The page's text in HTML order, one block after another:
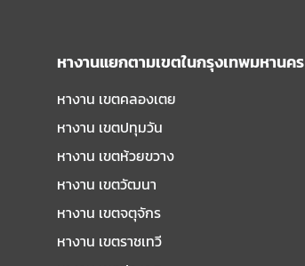
หางานแยกตามเขตในกรุงเทพมหานคร
หางาน เขตคลองเตย
หางาน เขตปทุมวัน
หางาน เขตห้วยขวาง
หางาน เขตวัฒนา
หางาน เขตจตุจักร
หางาน เขตราชเทวี